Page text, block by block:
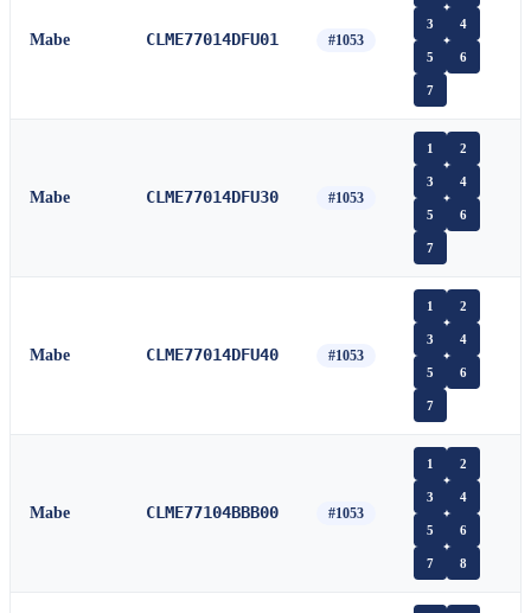
Mabe CLME77014DFU01 #1053
3 4
5 6
7
Mabe CLME77014DFU30 #1053
1 2
3 4
5 6
7
Mabe CLME77014DFU40 #1053
1 2
3 4
5 6
7
Mabe CLME77104BBB00 #1053
1 2
3 4
5 6
7 8